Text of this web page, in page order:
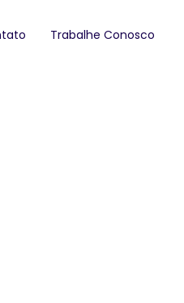
Trabalhe Conosco